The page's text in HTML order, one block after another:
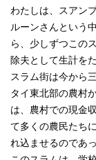
わたしは、スアン
ルーンさんという
ら、少しずつこの
除夫として生計を
スラム街は今から
タイ東北部の農村
は、農村での現金
て多くの農民たち
れ込ませるのであっ